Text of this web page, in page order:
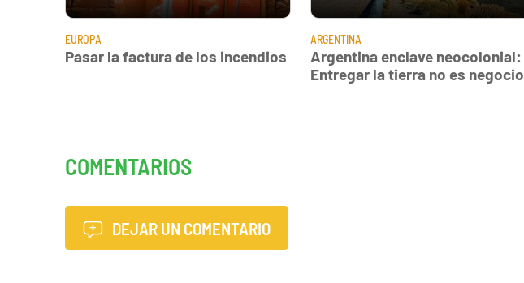
EUROPA
Pasar la factura de los incendios
ARGENTINA
Argentina enclave neocolonial:
Entregar la tierra no es negocio
COMENTARIOS
DEJAR UN COMENTARIO